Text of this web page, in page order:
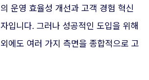
운영 효율성 개선과 고객 경험 혁신
입니다. 그러나 성공적인 도입을 위해
에도 여러 가지 측면을 종합적으로 고